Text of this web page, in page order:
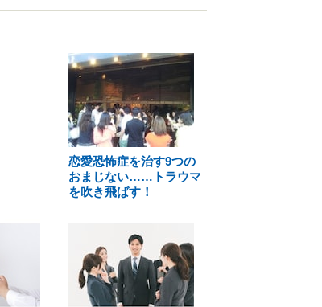
恋愛恐怖症を治す9つの
おまじない……トラウマ
を吹き飛ばす！